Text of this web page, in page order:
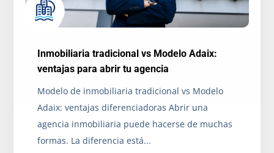
Inmobiliaria tradicional vs Modelo Adaix:
ventajas para abrir tu agencia
Modelo de inmobiliaria tradicional vs Modelo
Adaix: ventajas diferenciadoras Abrir una
agencia inmobiliaria puede hacerse de muchas
formas. La diferencia está...